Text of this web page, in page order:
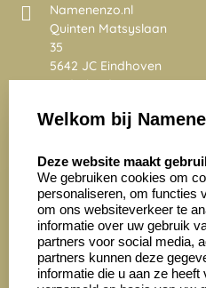
Namenenzo.nl
Quinten Matsyslaan
35
5642 JC Eindhoven
Nederland
4028 beoordelingen
Zakelijk:
Aanvraag op maat
Cadeaubonnen
Welkom bij
Deze website maakt
We gebruiken cookies om
personaliseren, om functies
om ons websiteverkeer te
informatie over uw gebruik
partners voor social media,
partners kunnen deze
informatie die u aan ze